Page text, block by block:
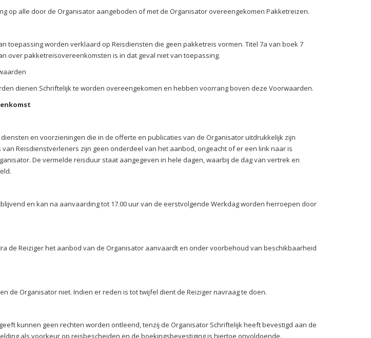
op alle door de Organisator aangeboden of met de Organisator overeengekomen Pakketreizen.
toepassing worden verklaard op Reisdiensten die geen pakketreis vormen. Titel 7a van boek 7
over pakketreisovereenkomsten is in dat geval niet van toepassing.
dienen Schriftelijk te worden overeengekomen en hebben voorrang boven deze Voorwaarden.
en voorzieningen die in de offerte en publicaties van de Organisator uitdrukkelijk zijn
Reisdienstverleners zijn geen onderdeel van het aanbod, ongeacht of er een link naar is
De vermelde reisduur staat aangegeven in hele dagen, waarbij de dag van vertrek en
en kan na aanvaarding tot 17.00 uur van de eerstvolgende Werkdag worden herroepen door
de Reiziger het aanbod van de Organisator aanvaardt en onder voorbehoud van beschikbaarheid
de Organisator niet. Indien er reden is tot twijfel dient de Reiziger navraag te doen.
kunnen geen rechten worden ontleend, tenzij de Organisator Schriftelijk heeft bevestigd aan de
als voorkeur op reisbescheiden en de boekingsbevestiging is hiertoe onvoldoende.